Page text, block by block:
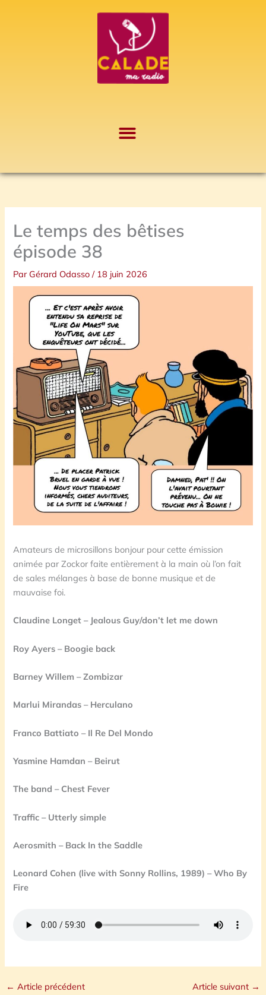
Le temps des bêtises
épisode 38
Par Gérard Odasso/ 18 juin 2026
Amateurs de microsillons bonjour pour cette émission
animée par Zockor faite entièrement à la main où l’on fait
de sales mélanges à base de bonne musique et de
mauvaise foi.
Claudine Longet – Jealous Guy/don’t let me down
Roy Ayers – Boogie back
Barney Willem – Zombizar
Marlui Mirandas – Herculano
Franco Battiato – Il Re Del Mondo
Yasmine Hamdan – Beirut
The band – Chest Fever
Traffic – Utterly simple
Aerosmith – Back In the Saddle
Leonard Cohen (live with Sonny Rollins, 1989) – Who By
Fire
← Article précédent Article suivant →